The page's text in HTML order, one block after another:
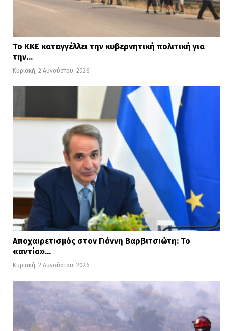
Το ΚΚΕ καταγγέλλει την κυβερνητική πολιτική για
την…
Κυριακή, 2 Αυγούστου, 2026
Αποχαιρετισμός στον Γιάννη Βαρβιτσιώτη: Το
«αντίο»…
Κυριακή, 2 Αυγούστου, 2026